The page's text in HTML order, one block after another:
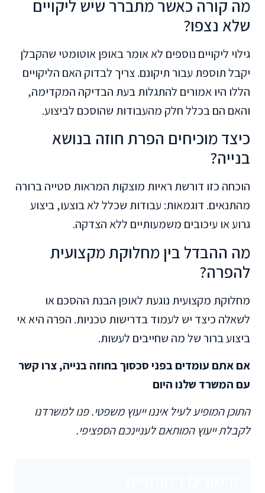
מה קורה כאשר מתברר שיש ליקויים
שלא נצפו?
גילוי ליקויים נוספים לא אומר באופן אוטומטי שהקבלן
יקבל תוספת עבור תיקונם. צריך לבדוק האם הליקויים
הללו היו אמורים להתגלות בעת הבדיקה המקדימה,
והאם הם בכלל חלק מהעבודות שהוסכם לביצוע.
כיצד מוכיחים הפרת חוזה בנושא
בנייה?
הוכחה כזו דורשת ראיות מוצקות המראות סטייה ברורה
מהתנאים. דוגמאות: עבודות שכלל לא בוצעו, ביצוע
גרוע או עיכובים משמעותיים ללא הצדקה.
מה ההבדל בין מחלוקת מקצועית
להפרה?
מחלוקת מקצועית נוגעת לאופן הבנת ההסכם או
לשאלה כיצד יש לעמוד בדרישות טכניות. הפרה היא אי
ביצוע ברור של מה שחייבים לעשות.
אם אתם עומדים בפני סכסוך בחוזה בנייה, צרו קשר
עם המשרד שלנו היום
התוכן המופיע לעיל איננו ייעוץ משפטי. פנו למשרדנו
לקבלת ייעוץ המותאם לעניינכם הספציפי.